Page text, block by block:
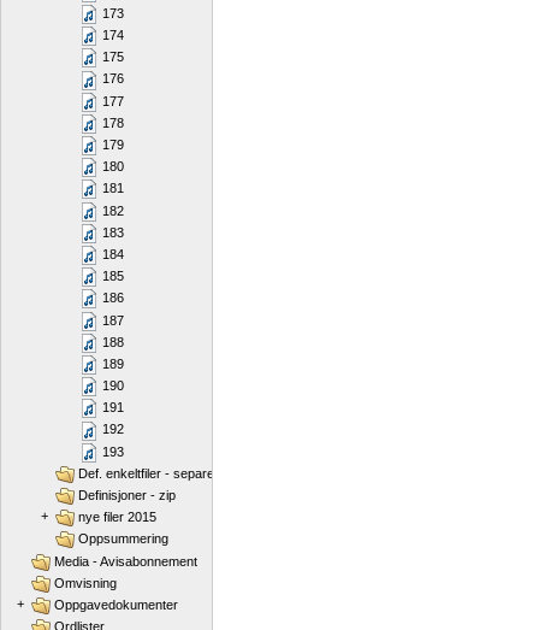
173
174
175
176
177
178
179
180
181
182
183
184
185
186
187
188
189
190
191
192
193
Def. enkeltfiler - separert
Definisjoner - zip
+
nye filer 2015
Oppsummering
Media - Avisabonnement
Omvisning
+
Oppgavedokumenter
Ordlister